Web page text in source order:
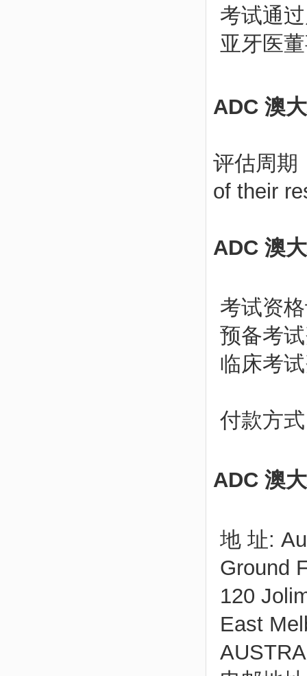
考试通
亚牙医
ADC 澳
评估周期
of their
ADC 澳
考试资
预备考
临床考
付款方
ADC 澳
地 址:
Ground
120
East